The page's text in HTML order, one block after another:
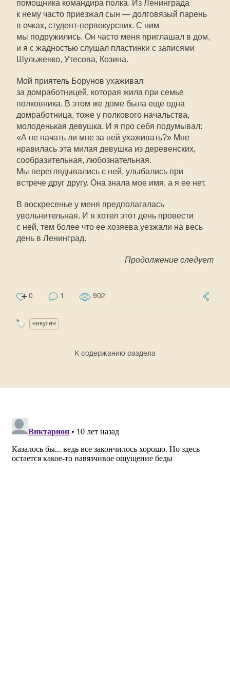
помощника командира полка. Из Ленинграда
к нему часто приезжал сын — долговязый парень
в очках, студент-первокурсник. С ним
мы подружились. Он часто меня приглашал в дом,
и я с жадностью слушал пластинки с записями
Шульженко, Утесова, Козина.
Мой приятель Борунов ухаживал
за домработницей, которая жила при семье
полковника. В этом же доме была еще одна
домработница, тоже у полкового начальства,
молоденькая девушка. И я про себя подумывал:
«А не начать ли мне за ней ухаживать?» Мне
нравилась эта милая девушка из деревенских,
сообразительная, любознательная.
Мы переглядывались с ней, улыбались при
встрече друг другу. Она знала мое имя, а я ее нет.
В воскресенье у меня предполагалась
увольнительная. И я хотел этот день провести
с ней, тем более что ее хозяева уезжали на весь
день в Ленинград.
Продолжение следует
0 1 902
никулин
К содержанию раздела